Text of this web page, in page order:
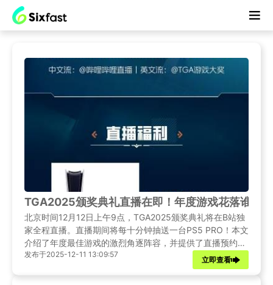
TGA2025颁奖典礼直播在即！年度游戏花落谁家
北京时间12月12日上午9点，TGA2025颁奖典礼将在B站独
家全程直播。直播期间将每十分钟抽送一台PS5 PRO！本文
介绍了年度最佳游戏的激烈角逐阵容，并提供了直播预约与
参与抽奖的详细信息。
发布于2025-12-11 13:09:57
立即查看